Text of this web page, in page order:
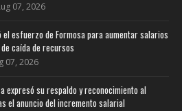
07, 2026
el esfuerzo de Formosa para aumentar salarios
caída de recursos
07, 2026
expresó su respaldo y reconocimiento al
el anuncio del incremento salarial